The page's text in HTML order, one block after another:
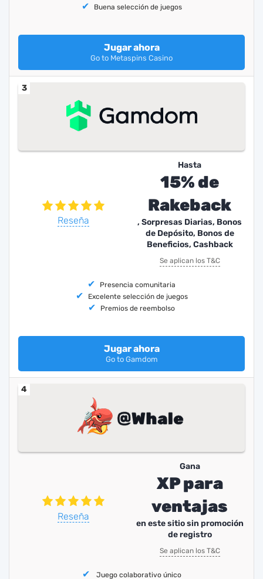
Buena selección de juegos
Jugar ahora
Go to Metaspins Casino
3
Reseña
Hasta
15% de
Rakeback
, Sorpresas Diarias, Bonos
de Depósito, Bonos de
Beneficios, Cashback
Se aplican los T&C
Presencia comunitaria
Excelente selección de juegos
Premios de reembolso
Jugar ahora
Go to Gamdom
4
Reseña
Gana
XP para
ventajas
en este sitio sin promoción
de registro
Se aplican los T&C
Juego colaborativo único